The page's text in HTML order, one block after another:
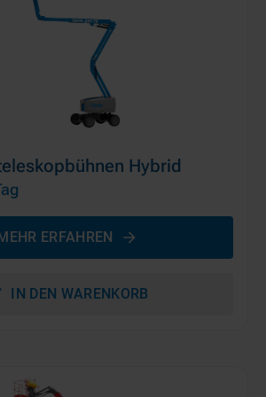
Hybrid
ERFAHREN
IN DEN WARENKORB